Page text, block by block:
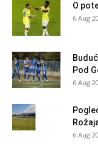
O
6 Aug
Pod
6 Aug
6 Aug